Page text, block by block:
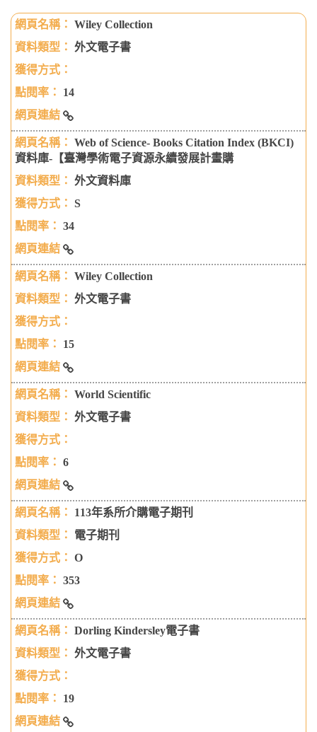
Wiley Collection
外文電子書
14
Wiley Collection
Web of Science- Books Citation Index (BKCI)
資料庫-【臺灣學術電子資源永續發展計畫購
外文資料庫
S
34
Web of Science- Books Citation Index (BKCI)資料庫-【臺
灣學術電子資源永續發展計畫購
Wiley Collection
外文電子書
15
Wiley Collection
World Scientific
外文電子書
6
World Scientific
113年系所介購電子期刊
電子期刊
O
353
113年系所介購電子期刊
Dorling Kindersley電子書
外文電子書
19